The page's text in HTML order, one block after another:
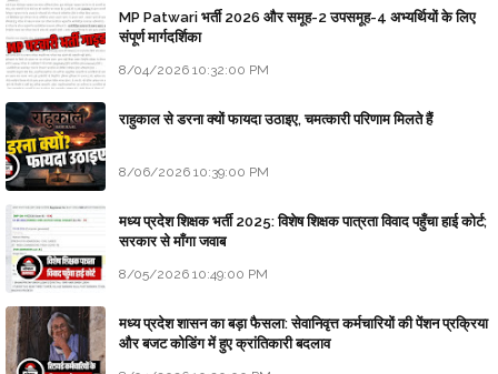
MP Patwari भर्ती 2026 और समूह-2 उपसमूह-4 अभ्यर्थियों के लिए
संपूर्ण मार्गदर्शिका
8/04/2026 10:32:00 PM
राहुकाल से डरना क्यों फायदा उठाइए, चमत्कारी परिणाम मिलते हैं
8/06/2026 10:39:00 PM
मध्य प्रदेश शिक्षक भर्ती 2025: विशेष शिक्षक पात्रता विवाद पहुँचा हाई कोर्ट;
सरकार से माँगा जवाब
8/05/2026 10:49:00 PM
मध्य प्रदेश शासन का बड़ा फैसला: सेवानिवृत्त कर्मचारियों की पेंशन प्रक्रिया
और बजट कोडिंग में हुए क्रांतिकारी बदलाव